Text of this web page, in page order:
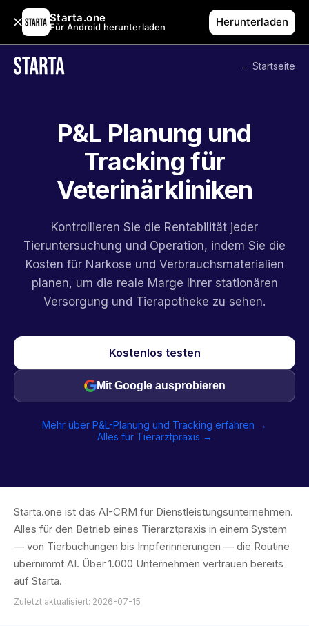
Starta.one
Für Android herunterladen Herunterladen
← Startseite
P&L Planung und
Tracking für
Veterinärkliniken
Kontrollieren Sie die Rentabilität jeder
Tieruntersuchung und Operation, indem Sie die
Kosten für Narkose und Verbrauchsmaterialien
planen, um die reale Marge Ihrer stationären
Versorgung und Tierapotheke zu sehen.
Kostenlos testen
Mit Google ausprobieren
Mehr über P&L-Planung und Tracking erfahren →
Alles für Tierarztpraxis →
Starta.one ist das AI-CRM für Dienstleistungsunternehmen.
Alles für den Betrieb eines Tierarztpraxis in einem System
— von Tierbuchungen bis Impferinnerungen — die Routine
übernimmt AI. Über 1.000 Unternehmen vertrauen bereits
auf Starta.
Zuletzt aktualisiert: 2026-07-15